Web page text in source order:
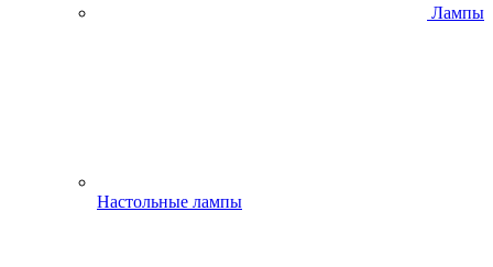
Лампы
Настольные лампы